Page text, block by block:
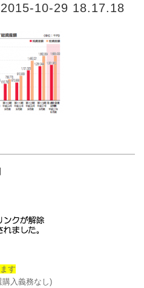
10-29 18.17.18
す
購入義務なし)